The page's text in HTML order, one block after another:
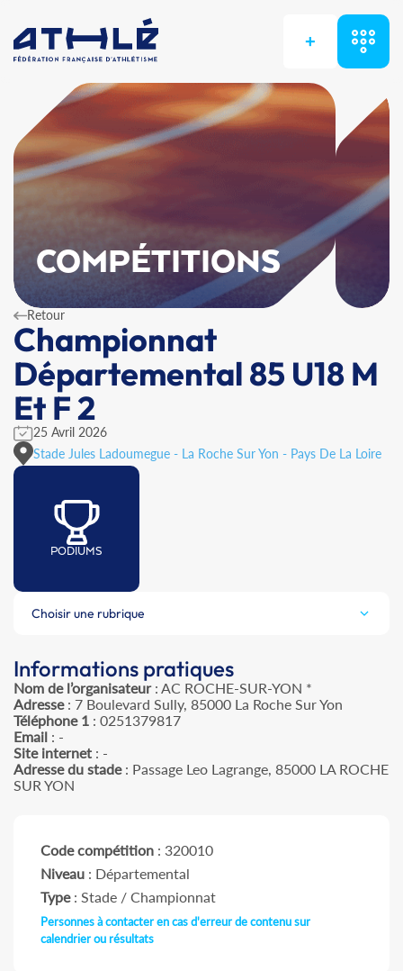
+
COMPÉTITIONS
Retour
Championnat
Départemental 85 U18 M
Et F 2
25 Avril 2026
Stade Jules Ladoumegue - La Roche Sur Yon - Pays De La Loire
PODIUMS
Choisir une rubrique
Informations pratiques
Nom de l’organisateur: AC ROCHE-SUR-YON *
Adresse: 7 Boulevard Sully, 85000 La Roche Sur Yon
Téléphone 1 : 0251379817
Email : -
Site internet : -
Adresse du stade: Passage Leo Lagrange, 85000 LA ROCHE
SUR YON
Code compétition : 320010
Niveau : Départemental
Type: Stade / Championnat
Personnes à contacter en cas d'erreur de contenu sur
calendrier ou résultats